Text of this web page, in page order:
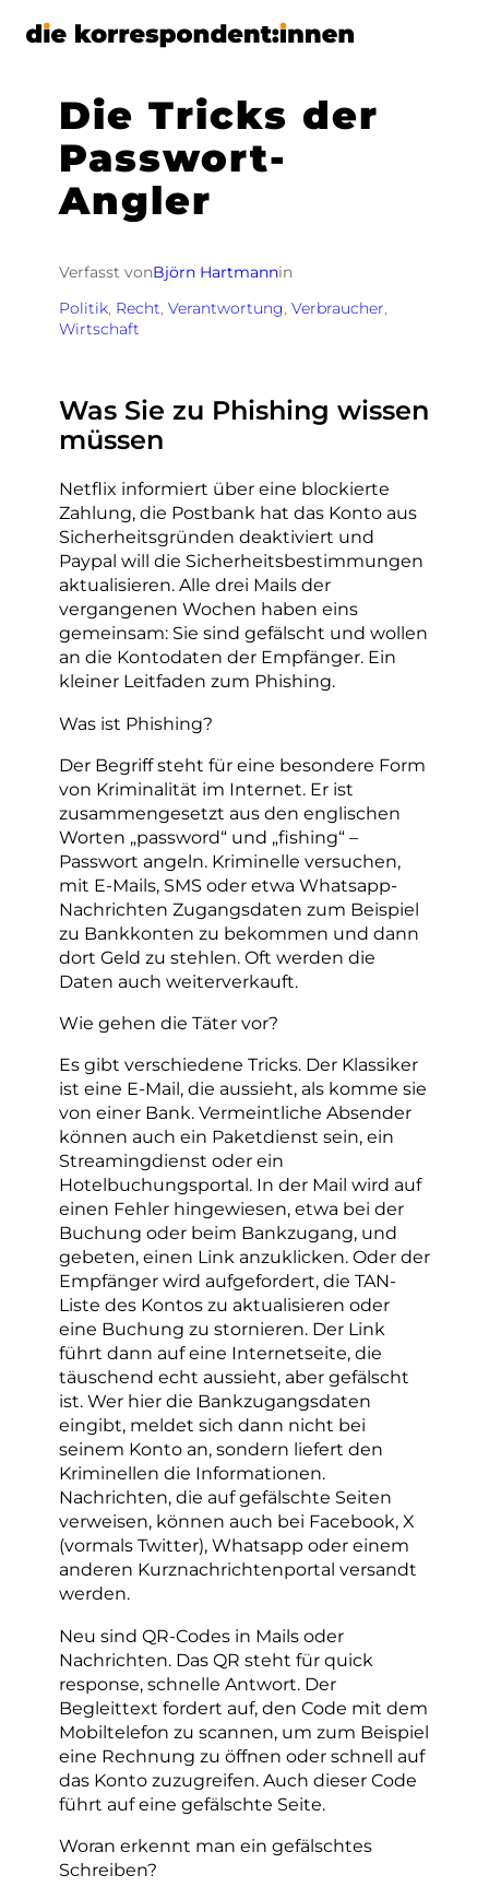
Zum
Die Tricks der
Passwort-
Angler
Verfasst vonBjörn Hartmannin
Politik, Recht, Verantwortung, Verbraucher
Wirtschaft
Was Sie zu Phishing wissen
müssen
Netflix informiert über eine blockierte
Zahlung, die Postbank hat das Konto aus
Sicherheitsgründen deaktiviert und
Paypal will die Sicherheitsbestimmungen
aktualisieren. Alle drei Mails der
vergangenen Wochen haben eins
gemeinsam: Sie sind gefälscht und wollen
an die Kontodaten der Empfänger. Ein
kleiner Leitfaden zum Phishing.
Was ist Phishing?
Der Begriff steht für eine besondere Form
von Kriminalität im Internet. Er ist
zusammengesetzt aus den englischen
Worten „password“ und „fishing“ –
Passwort angeln. Kriminelle versuchen,
mit E-Mails, SMS oder etwa Whatsapp-
Nachrichten Zugangsdaten zum Beispiel
zu Bankkonten zu bekommen und dann
dort Geld zu stehlen. Oft werden die
Daten auch weiterverkauft.
Wie gehen die Täter vor?
Es gibt verschiedene Tricks. Der Klassiker
ist eine E-Mail, die aussieht, als komme sie
von einer Bank. Vermeintliche Absender
können auch ein Paketdienst sein, ein
Streamingdienst oder ein
Hotelbuchungsportal. In der Mail wird auf
einen Fehler hingewiesen, etwa bei der
Buchung oder beim Bankzugang, und
gebeten, einen Link anzuklicken. Oder der
Empfänger wird aufgefordert, die TAN-
Liste des Kontos zu aktualisieren oder
eine Buchung zu stornieren. Der Link
führt dann auf eine Internetseite, die
täuschend echt aussieht, aber gefälscht
ist. Wer hier die Bankzugangsdaten
eingibt, meldet sich dann nicht bei
seinem Konto an, sondern liefert den
Kriminellen die Informationen.
Nachrichten, die auf gefälschte Seiten
verweisen, können auch bei Facebook, X
(vormals Twitter), Whatsapp oder einem
anderen Kurznachrichtenportal versandt
werden.
Neu sind QR-Codes in Mails oder
Nachrichten. Das QR steht für quick
response, schnelle Antwort. Der
Begleittext fordert auf, den Code mit dem
Mobiltelefon zu scannen, um zum Beispiel
eine Rechnung zu öffnen oder schnell auf
das Konto zuzugreifen. Auch dieser Code
führt auf eine gefälschte Seite.
Woran erkennt man ein gefälschtes
Schreiben?